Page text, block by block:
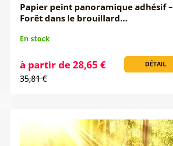
Papier peint panoramique adhésif –
Forêt dans le brouillard…
En stock
DÉTAIL
à partir de 28,65 €
35,81 €